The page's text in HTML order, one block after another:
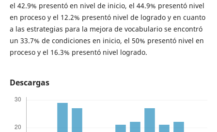
el 42.9% presentó en nivel de inicio, el 44.9% presentó nivel
en proceso y el 12.2% presentó nivel de logrado y en cuanto
a las estrategias para la mejora de vocabulario se encontró
un 33.7% de condiciones en inicio, el 50% presentó nivel en
proceso y el 16.3% presentó nivel logrado.
Descargas